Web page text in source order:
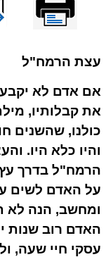
עצת הרמח"ל
אם אדם לא
את קבלותיו,
כולנו, שהשנים
והיו כלא היו.
הרמח"ל בדרך
על האדם לשים
ומחשב, הנה לא
האדם רוב שנות
עסקי חיי שעה,